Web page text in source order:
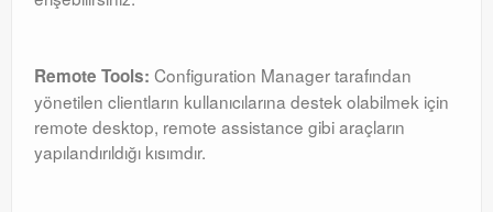
Remote Tools: Configuration Manager tarafından
yönetilen clientların kullanıcılarına destek olabilmek için
remote desktop, remote assistance gibi araçların
yapılandırıldığı kısımdır.